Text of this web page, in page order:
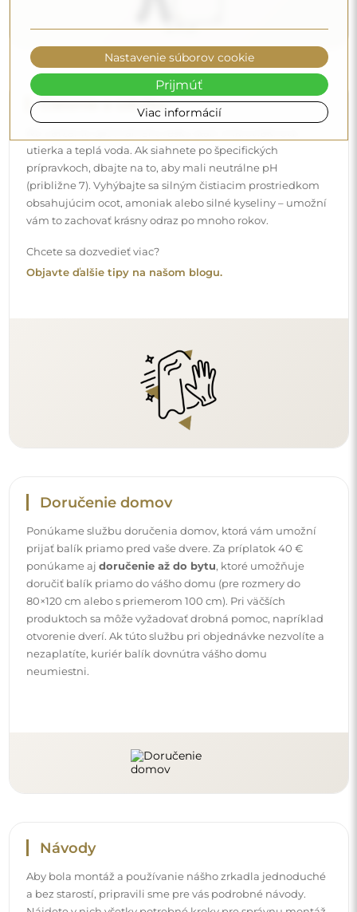
Doručenie domov
Ponúkame službu doručenia domov, ktorá vám umožní
prijať balík priamo pred vaše dvere. Za príplatok 40 €
80×120 cm alebo s priemerom 100 cm). Pri väčších
Návody
Aby bola montáž a používanie nášho zrkadla jednoduché
a bez starostí, pripravili sme pre vás podrobné návody.
Nájdete v nich všetky potrebné kroky pre správnu montáž
zrkadla, ako aj rady pre jeho údržbu, čistenie a
starostlivosť, aby ste sa mohli dlho tešiť z jeho dokonalého
vzhľadu.
Pozrite si návody na montáž a používanie.
Buďte v obraze o našich novinkách, inšpiráciách a
krásne interiéry. Pridajte sa do našej komunity a zistite,
čo si pre vás špeciálne pripravujeme!
Viac informácií
Nastavenie súborov cookie
Prijmúť